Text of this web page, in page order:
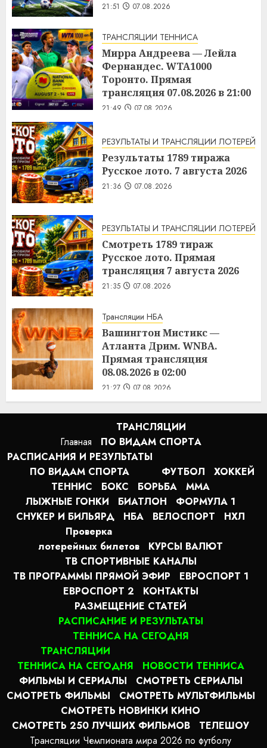
21:51 07.08.2026
ТРАНСЛЯЦИИ ТЕННИСА
Мирра Андреева — Лейла
Фернандес. WTA1000
Торонто. Прямая
трансляция 07.08.2026 в 21:00
21:49 07.08.2026
РЕЗУЛЬТАТЫ И ТРАНСЛЯЦИИ ЛОТЕРЕЙ
Результаты 1789 тиража
Русское лото. 7 августа 2026
21:36 07.08.2026
РЕЗУЛЬТАТЫ И ТРАНСЛЯЦИИ ЛОТЕРЕЙ
Смотреть 1789 тираж
Русское лото. Прямая
трансляция 7 августа 2026
21:35 07.08.2026
Трансляции НБА
Вашингтон Мистикс —
Атланта Дрим. WNBA.
Прямая трансляция
08.08.2026 в 02:00
21:27 07.08.2026
Главная
ТРАНСЛЯЦИИ
ПО ВИДАМ СПОРТA
РАСПИСАНИЯ И РЕЗУЛЬТАТЫ
ПО ВИДАМ СПОРТА
ФУТБОЛ
ХОККЕЙ
ТЕННИС
БОКС БОРЬБА
MMA
ЛЫЖНЫЕ ГОНКИ
БИАТЛОН
ФОРМУЛА 1
СНУКЕР И БИЛЬЯРД
НБА ВЕЛОСПОРТ
НХЛ
Проверка
лотерейных билетов
КУРСЫ ВАЛЮТ
ТВ СПОРТИВНЫЕ КАНАЛЫ
ТВ ПРОГРАММЫ ПРЯМОЙ ЭФИР
ЕВРОСПОРТ 1
ЕВРОСПОРТ 2
КОНТАКТЫ
РАЗМЕЩЕНИЕ СТАТЕЙ
РАСПИСАНИЕ И РЕЗУЛЬТАТЫ
ТЕННИСА НА СЕГОДНЯ
ТРАНСЛЯЦИИ
ТЕННИСА НА СЕГОДНЯ
НОВОСТИ ТЕННИСА
ФИЛЬМЫ И СЕРИАЛЫ
СМОТРЕТЬ СЕРИАЛЫ
СМОТРЕТЬ ФИЛЬМЫ
СМОТРЕТЬ МУЛЬТФИЛЬМЫ
СМОТРЕТЬ НОВИНКИ КИНО
СМОТРЕТЬ 250 ЛУЧШИХ ФИЛЬМОВ
ТЕЛЕШОУ
Трансляции Чемпионата мира 2026 по футболу